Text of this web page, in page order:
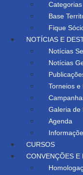
Categorias
Base
Fique
NOTÍCIAS E
Notícias
Notícias
Torneios e
Galeria de
Agenda
CURSOS
CONVENÇÕES E